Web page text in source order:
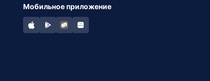
Мобильное приложение